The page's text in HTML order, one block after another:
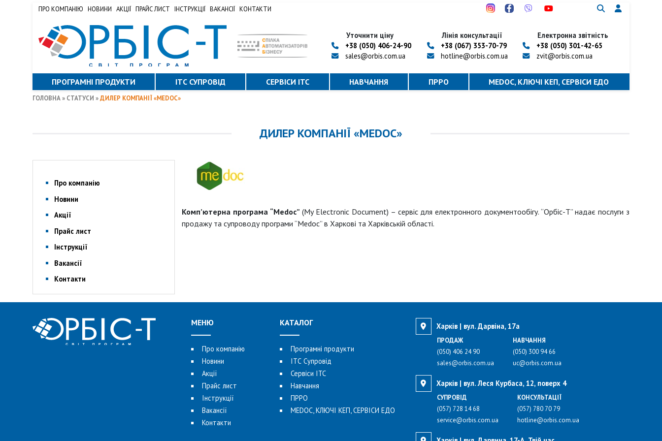
ПРО КОМПАНІЮ НОВИНИ АКЦІЇ ПРАЙС ЛИСТ ІНСТРУКЦІЇ ВАКАНСІЇ КОНТАКТИ
Уточнити ціну
+38 (050) 406-24-90
sales@orbis.com.ua
Лінія консультації
+38 (067) 353-70-79
hotline@orbis.com.ua
Електронна звітність
+38 (050) 301-42-65
zvit@orbis.com.ua
ПРОГРАМНІ ПРОДУКТИ ITС СУПРОВІД СЕРВІСИ ІТС НАВЧАННЯ ПРРО MEDOC, КЛЮЧІ КЕП, CЕРВІСИ ЕДО
ГОЛОВНА» СТАТУСИ »ДИЛЕР КОМПАНІЇ «MEDOC»
ДИЛЕР КОМПАНІЇ «MEDOC»
Про компанію
Новини
Акції
Прайс лист
Інструкції
Вакансії
Контакти
Комп’ютерна програма “Medoc” (My Electronic Document) – сервіс для електронного документообігу. “Орбіс-Т” надає послуги з
продажу та супроводу програми “Medoc” в Харкові та Харківській області.
МЕНЮ
Про компанію
Новини
Акції
Прайс лист
Інструкції
Вакансії
Контакти
КАТАЛОГ
Програмні продукти
ITС Супровід
Сервіси ІТС
Навчання
ПРРО
MEDOC, КЛЮЧІ КЕП, CЕРВІСИ ЕДО
Харків | вул. Дарвіна, 17а
ПРОДАЖ
(050) 406 24 90
sales@orbis.com.ua
НАВЧАННЯ
(050) 300 94 66
uc@orbis.com.ua
Харків | вул. Леся Курбаса, 12, поверх 4
СУПРОВІД
(057) 728 14 68
service@orbis.com.ua
КОНСУЛЬТАЦІЇ
(057) 780 70 79
hotline@orbis.com.ua